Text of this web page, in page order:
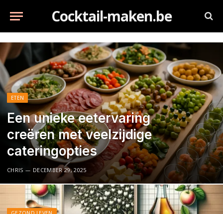
Cocktail-maken.be
ETEN
Een unieke eetervaring
creëren met veelzijdige
cateringopties
CHRIS DECEMBER 29, 2025